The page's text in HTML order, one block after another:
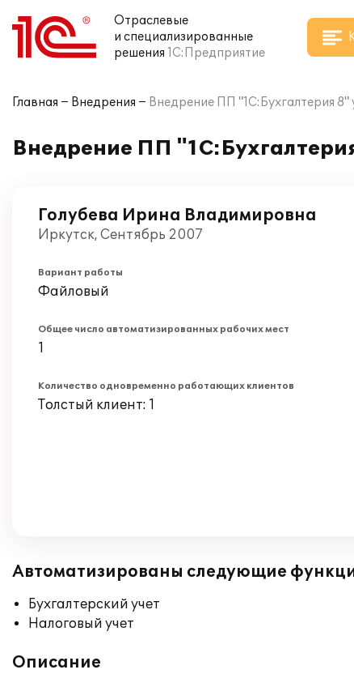
Отраслевые
и специализированные
решения 1С:Предприятие
Главная Внедрения Внедрение ПП "1С:Бухгалтерия
Внедрение ПП
Голубева Ирина Владимировна
Иркутск, Сентябрь 2007
Вариант работы
Файловый
Общее число автоматизированных рабочих мест
1
Количество одновременно работающих клиентов
Толстый клиент: 1
Автоматизированы следующие
Бухгалтерский учет
Налоговый учет
Описание